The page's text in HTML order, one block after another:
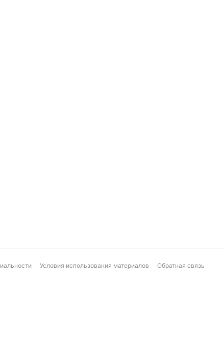
Условия использования материалов Обратная связь